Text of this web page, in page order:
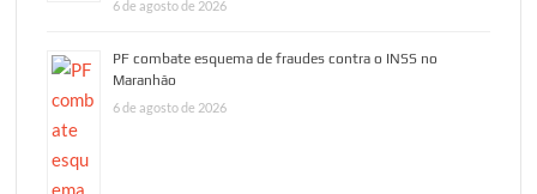
6 de agosto de 2026
PF combate esquema de fraudes contra o INSS no
Maranhão
6 de agosto de 2026